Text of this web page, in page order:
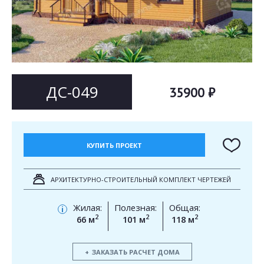
ДС-049 35900 ₽
КУПИТЬ ПРОЕКТ
АРХИТЕКТУРНО-СТРОИТЕЛЬНЫЙ КОМПЛЕКТ ЧЕРТЕЖЕЙ
i
Жилая:
66 м2
Полезная:
101 м2
Общая:
118 м2
ЗАКАЗАТЬ РАСЧЕТ ДОМА
Согласен на обработку персональных данных
ОТПРАВИТЬ
Согласен на обработку персональных данных
This site is protected by reCAPTCHA and the GooglePrivacy PolicyandTerms of Service
apply.